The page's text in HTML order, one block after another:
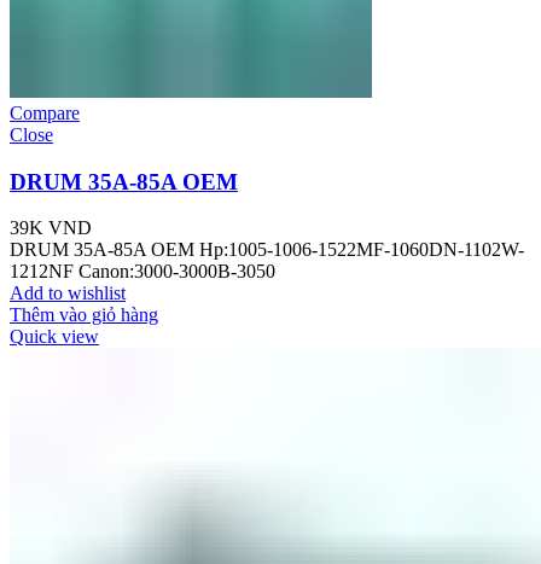
Compare
Close
DRUM 35A-85A OEM
39K VND
DRUM 35A-85A OEM Hp:1005-1006-1522MF-1060DN-1102W-
1212NF Canon:3000-3000B-3050
Add to wishlist
Thêm vào giỏ hàng
Quick view